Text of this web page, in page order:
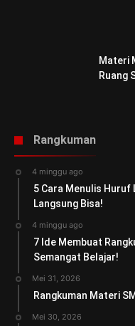
Materi
Ruang
Rangkuman
4 minggu ago
5 Cara Menulis Huruf
Langsung Bisa!
4 minggu ago
7 Ide Membuat
Semangat Belajar!
Mei 31, 2026
Rangkuman Materi
Mei 30, 2026